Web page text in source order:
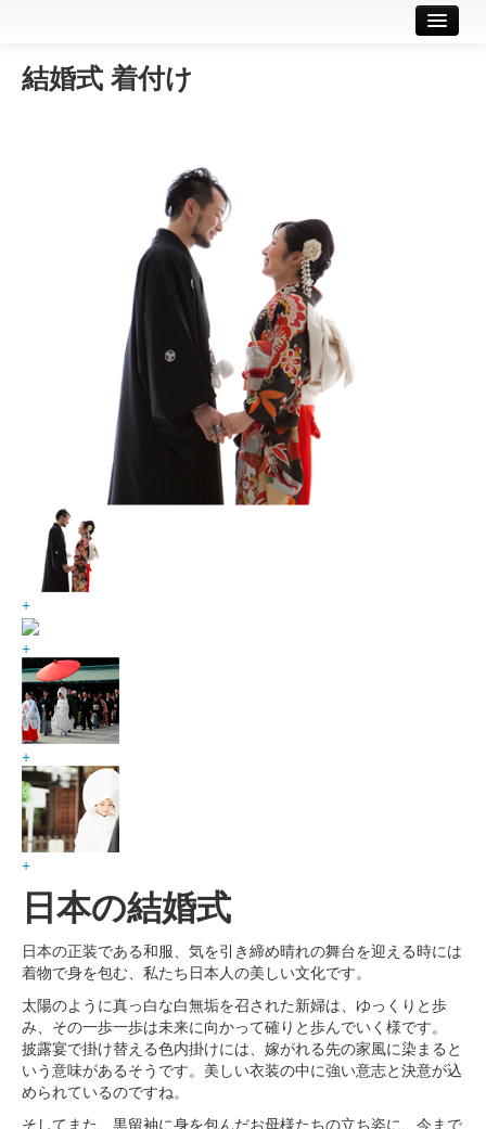
Home
申込みはこちら
結婚式 着付け
+
+
+
+
日本の結婚式
日本の正装である和服、気を引き締め晴れの舞台を迎える時には
着物で身を包む、私たち日本人の美しい文化です。
太陽のように真っ白な白無垢を召された新婦は、ゆっくりと歩
み、その一歩一歩は未来に向かって確りと歩んでいく様です。
披露宴で掛け替える色内掛けには、嫁がれる先の家風に染まると
いう意味があるそうです。美しい衣装の中に強い意志と決意が込
められているのですね。
そしてまた、黒留袖に身を包んだお母様たちの立ち姿に、今まで